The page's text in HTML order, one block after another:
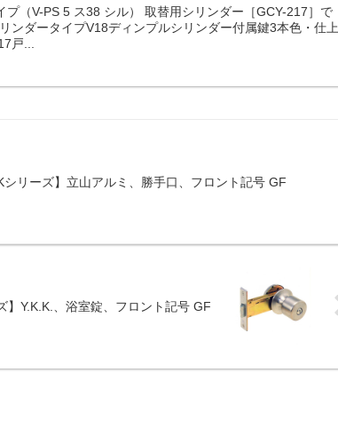
プ（V-PS 5 ス38 シル） 取替用シリンダー［GCY-217］で
ンダータイプV18ディンプルシリンダー付属鍵3本色・仕上
戸...
リーズ】立山アルミ、勝手口、フロント記号 GF
Y.K.K.、浴室錠、フロント記号 GF